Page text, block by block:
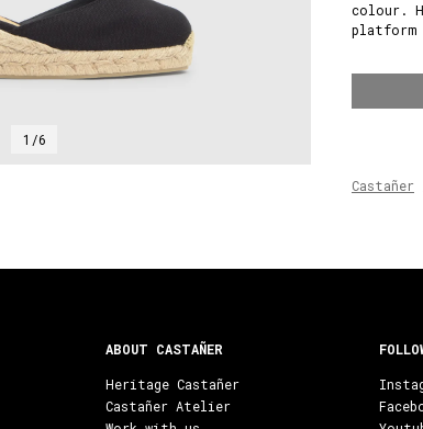
1/6
colour.
platform
Castañer
ABOUT CASTAÑER
Heritage Castañer
Castañer Atelier